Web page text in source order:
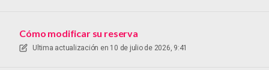
Cómo modificar su reserva
Ultima actualización en 10 de julio de 2026, 9:41